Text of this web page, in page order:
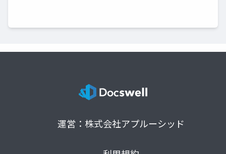
運営：株式会社アプルーシッド